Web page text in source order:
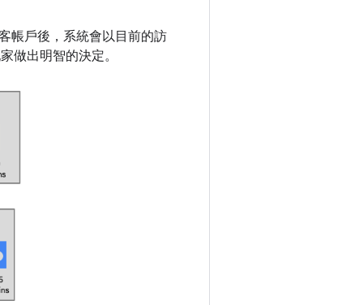
帳戶後，系統會以目前的訪
做出明智的決定。